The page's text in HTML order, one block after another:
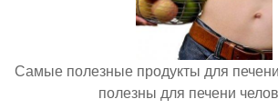
Самые полезные продукты для
полезны для печени